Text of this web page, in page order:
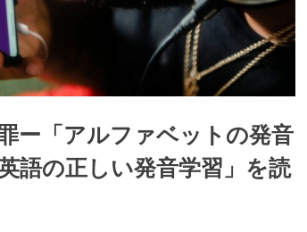
ー「アルファベットの発音
語の正しい発音学習」を読